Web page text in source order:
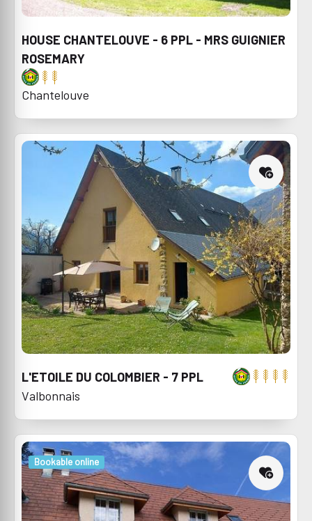
HOUSE CHANTELOUVE - 6 PPL - MRS GUIGNIER
ROSEMARY
Chantelouve
L'ETOILE DU COLOMBIER - 7 PPL
Valbonnais
Bookable online